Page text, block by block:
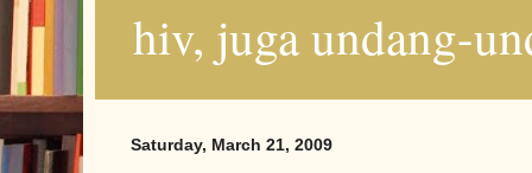
hiv, juga undang-
Saturday, March 21, 2009